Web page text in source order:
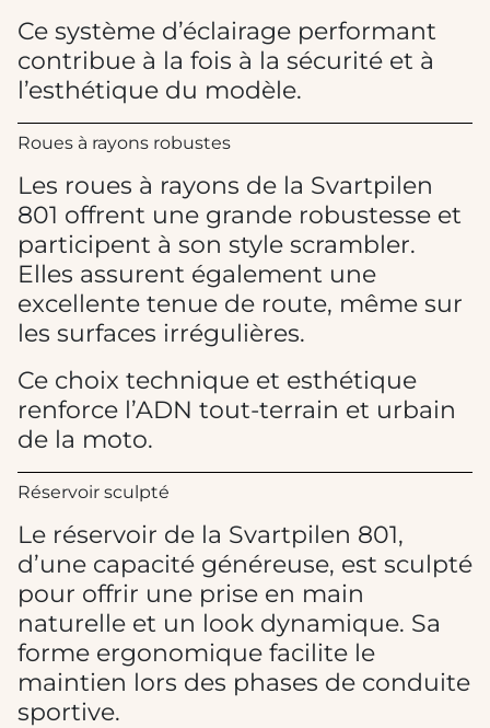
Ce système d’éclairage performant
contribue à la fois à la sécurité et à
l’esthétique du modèle.
Roues à rayons robustes
Les roues à rayons de la Svartpilen
801 offrent une grande robustesse et
participent à son style scrambler.
Elles assurent également une
excellente tenue de route, même sur
les surfaces irrégulières.
Ce choix technique et esthétique
renforce l’ADN tout-terrain et urbain
de la moto.
Réservoir sculpté
Le réservoir de la Svartpilen 801,
d’une capacité généreuse, est sculpté
pour offrir une prise en main
naturelle et un look dynamique. Sa
forme ergonomique facilite le
maintien lors des phases de conduite
sportive.